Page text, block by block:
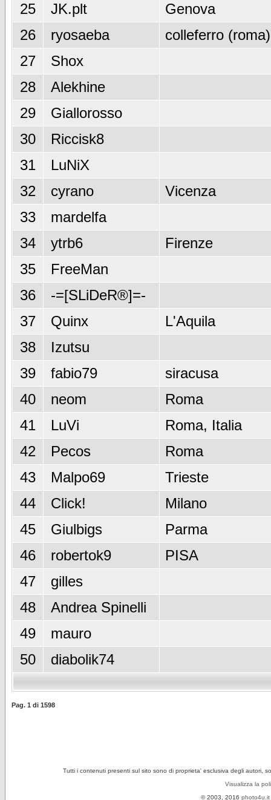
25 JK.plt
Genova
26
ryosaeba
colleferro (roma)
27
Shox
28
Alekhine
29
Giallorosso
30
Riccisk8
31
LuNiX
32
cyrano
Vicenza
33
mardelfa
34
ytrb6
Firenze
35
FreeMan
36
-=[SLiDeR®]=-
37
Quinx
L'Aquila
38
Izutsu
39
fabio79
siracusa
40
neom
Roma
41
LuVi
Roma, Italia
42
Pecos
Roma
43
Malpo69
Trieste
44
Click!
Milano
45
Giulbigs
Parma
46
robertok9
PISA
47
gilles
48
Andrea Spinelli
49
mauro
50
diabolik74
Pag. 1 di 1598
Tutti i contenuti presenti sul sito sono di proprieta' esclusiva degli autori,
Visualizza la
© 2003, 2016 photo4u.it